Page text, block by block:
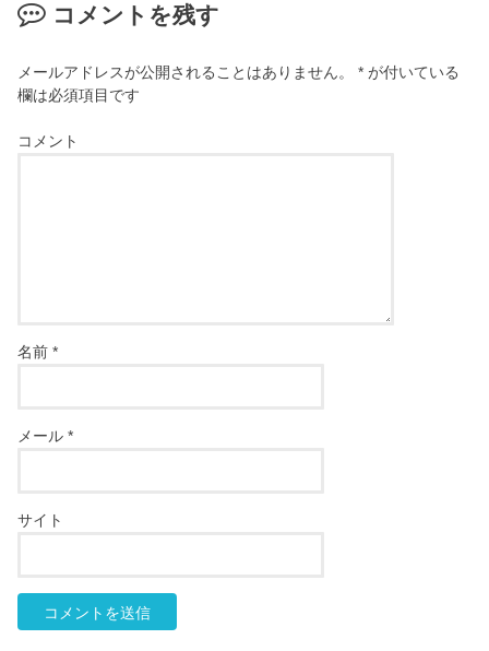
コメントを残す
メールアドレスが公開されることはありません。 * が付いている
欄は必須項目です
コメント
名前*
メール*
サイト